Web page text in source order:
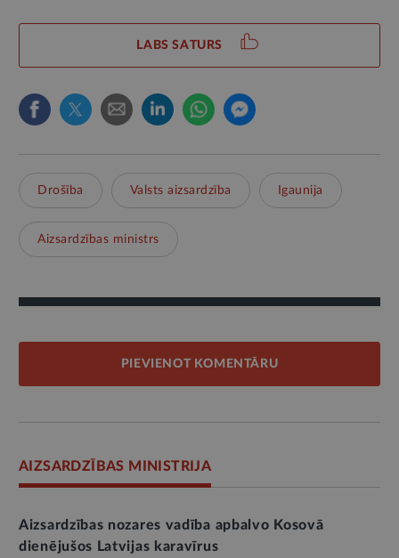
LABS SATURS
Drošība Valsts aizsardzība Igaunija
Aizsardzības ministrs
PIEVIENOT KOMENTĀRU
AIZSARDZĪBAS MINISTRIJA
Aizsardzības nozares vadība apbalvo Kosovā
dienējušos Latvijas karavīrus